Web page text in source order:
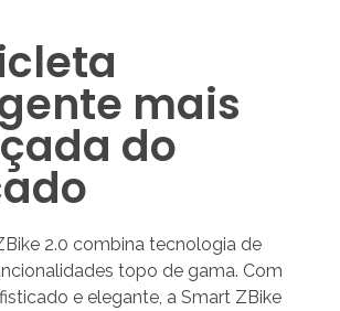
mais
do
2.0 combina tecnologia de
topo de gama. Com
e elegante, a Smart ZBike